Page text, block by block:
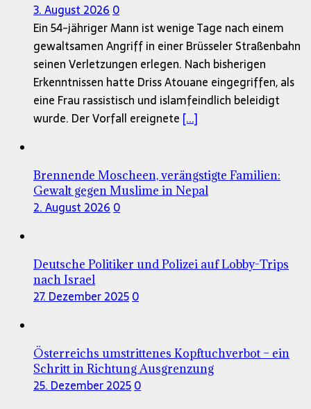
3. August 20260
Ein 54-jähriger Mann ist wenige Tage nach einem
gewaltsamen Angriff in einer Brüsseler Straßenbahn
seinen Verletzungen erlegen. Nach bisherigen
Erkenntnissen hatte Driss Atouane eingegriffen, als
eine Frau rassistisch und islamfeindlich beleidigt
wurde. Der Vorfall ereignete [...]
Brennende Moscheen, verängstigte Familien:
Gewalt gegen Muslime in Nepal
2. August 20260
Deutsche Politiker und Polizei auf Lobby-Trips
nach Israel
27. Dezember 20250
Österreichs umstrittenes Kopftuchverbot – ein
Schritt in Richtung Ausgrenzung
25. Dezember 20250